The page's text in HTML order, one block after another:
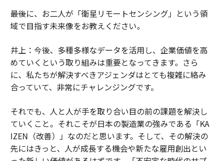
――最後に、お二人が「衛星リモートセンシング」という領
域で目指す未来像をお教えください。
井上：今後、多種多様なデータを活用し、企業価値を高
めていくという取り組みは重要となってきます。さら
に、私たちが解決すべきアジェンダはとても複雑に絡み
合っていて、非常にチャレンジングです。
それでも、人と人が手を取り合い目の前の課題を解決し
ていくこと。それこそが日本の製造業の強みである「KA
IZEN（改善）」なのだと思います。そして、その解決の
先にはきっと、人が成長する機会や新たな雇用創出とい